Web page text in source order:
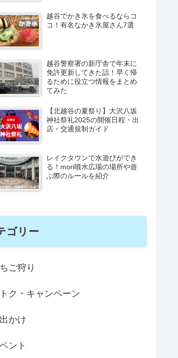
越谷でかき氷を食べるならコ
コ！有名なかき氷屋さん7選
越谷警察署の新庁舎で年末に
免許更新してきた話！早く帰
るために役立つ情報をまとめ
てみた
【北越谷の夏祭り】大沢八坂
神社祭礼2025の開催日程・出
店・交通規制ガイド
レイクタウンで水遊びができ
る！mori噴水広場の場所や遊
ぶ際のルールを紹介
ゴリー
ご狩り
ク・キャンペーン
かけ
ント